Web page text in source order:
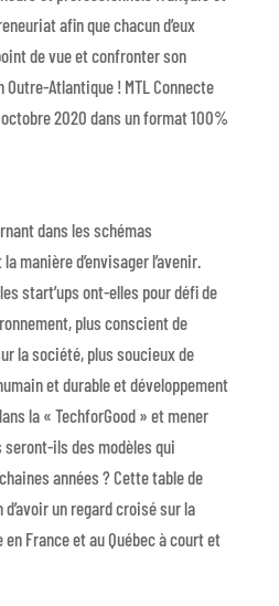
afin que chacun d’eux
de vue et confronter son
Atlantique ! MTL Connecte
2020 dans un format 100%
dans les schémas
manière d’envisager l’avenir.
start’ups ont-elles pour défi de
plus conscient de
la société, plus soucieux de
et durable et développement
la « TechforGood » et mener
ils des modèles qui
années ? Cette table de
un regard croisé sur la
France et au Québec à court et